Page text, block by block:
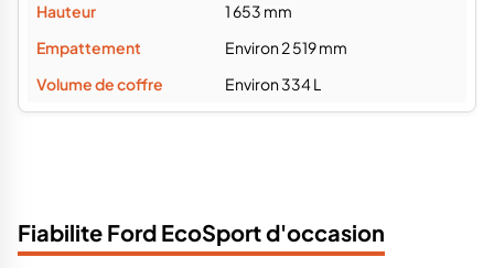
1 653 mm
Environ 2 519 mm
Environ 334 L
Fiabilite Ford EcoSport d'occasion